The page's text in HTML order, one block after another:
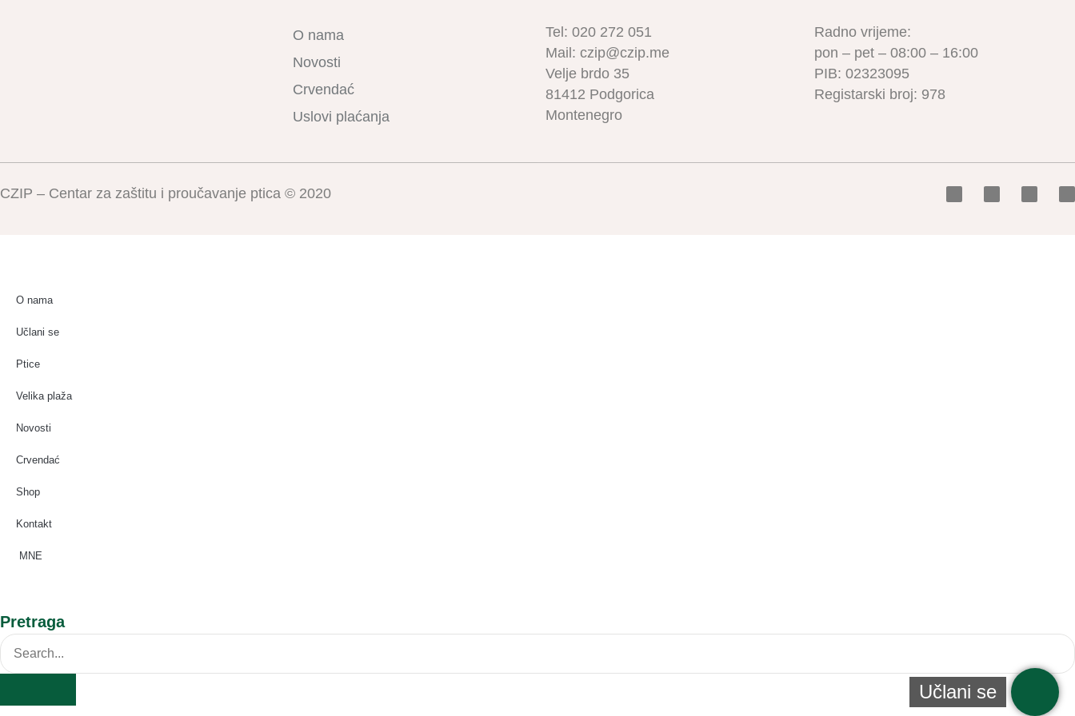
O nama
Novosti
Crvendać
Uslovi plaćanja
Tel: 020 272 051
Mail: czip@czip.me
Velje brdo 35
81412 Podgorica
Montenegro
Radno vrijeme:
pon – pet – 08:00 – 16:00
PIB: 02323095
Registarski broj: 978
CZIP – Centar za zaštitu i proučavanje ptica © 2020
O nama
Učlani se
Ptice
Velika plaža
Novosti
Crvendać
Shop
Kontakt
MNE
Pretraga